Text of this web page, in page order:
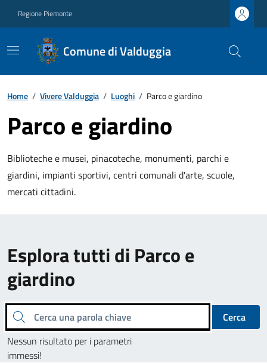
Regione Piemonte
Comune di Valduggia
Home / Vivere Valduggia / Luoghi / Parco e giardino
Parco e giardino
Biblioteche e musei, pinacoteche, monumenti, parchi e
giardini, impianti sportivi, centri comunali d'arte, scuole,
mercati cittadini.
Esplora tutti di Parco e
giardino
Cerca una parola chiave
Cerca
Nessun risultato per i parametri
immessi!